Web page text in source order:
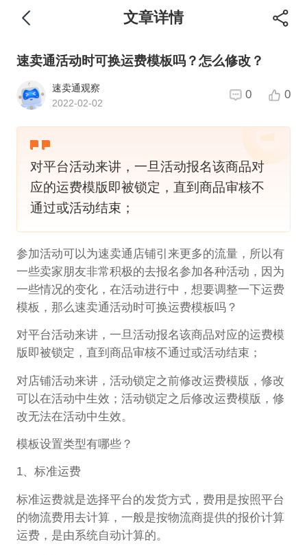
文章详情
速卖通活动时可换运费模板吗？怎么修改？
速卖通观察
2022-02-02
0 0
对平台活动来讲，一旦活动报名该商品对
应的运费模版即被锁定，直到商品审核不
通过或活动结束；
参加活动可以为速卖通店铺引来更多的流量，所以有
一些卖家朋友非常积极的去报名参加各种活动，因为
一些情况的变化，在活动进行中，想要调整一下运费
模板，那么速卖通活动时可换运费模板吗？
对平台活动来讲，一旦活动报名该商品对应的运费模
版即被锁定，直到商品审核不通过或活动结束；
对店铺活动来讲，活动锁定之前修改运费模版，修改
可以在活动中生效；活动锁定之后修改运费模版，修
改无法在活动中生效。
模板设置类型有哪些？
1、标准运费
标准运费就是选择平台的发货方式，费用是按照平台
的物流费用去计算，一般是按物流商提供的报价计算
运费，是由系统自动计算的。